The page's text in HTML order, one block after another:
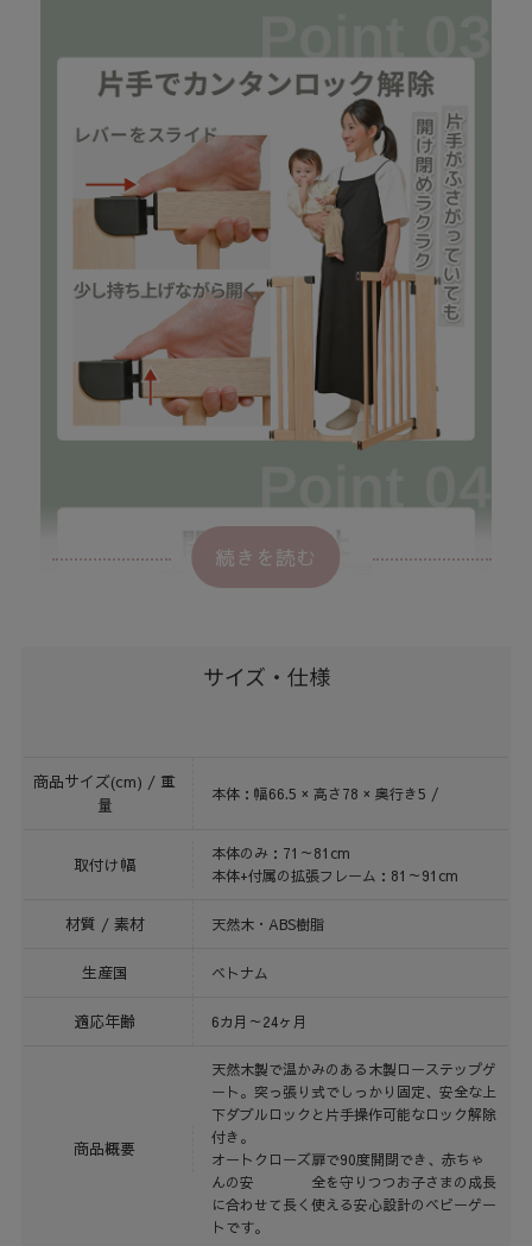
続きを読む
サイズ・仕様
商品サイズ(cm) / 重
量
本体：幅66.5 × 高さ78 × 奥行き5 /
取付け幅
本体のみ：71～81cm
本体+付属の拡張フレーム：81～91cm
材質 / 素材 天然木・ABS樹脂
生産国 ベトナム
適応年齢 6カ月～24ヶ月
商品概要
天然木製で温かみのある木製ローステップゲ
ート。突っ張り式でしっかり固定、安全な上
下ダブルロックと片手操作可能なロック解除
付き。
オートクローズ扉で90度開閉でき、赤ちゃ
んの安 全を守りつつお子さまの成長
に合わせて長く使える安心設計のベビーゲー
トです。